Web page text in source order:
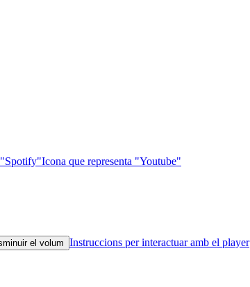
"Spotify"Icona que representa "Youtube"
el volum Instruccions per interactuar amb el player